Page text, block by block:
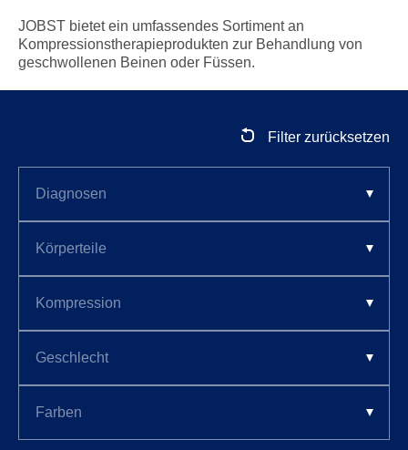
JOBST bietet ein umfassendes Sortiment an
Kompressionstherapieprodukten zur Behandlung von
geschwollenen Beinen oder Füssen.
Filter zurücksetzen